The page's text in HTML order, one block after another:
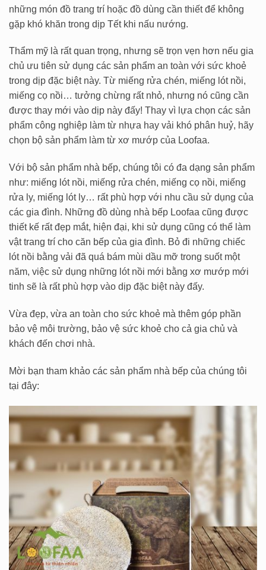
những món đồ trang trí hoặc đồ dùng cần thiết để không
gặp khó khăn trong dịp Tết khi nấu nướng.
Thẩm mỹ là rất quan trọng, nhưng sẽ trọn vẹn hơn nếu gia
chủ ưu tiên sử dụng các sản phẩm an toàn với sức khoẻ
trong dịp đặc biệt này. Từ miếng rửa chén, miếng lót nồi,
miếng cọ nồi… tưởng chừng rất nhỏ, nhưng nó cũng cần
được thay mới vào dịp này đấy! Thay vì lựa chọn các sản
phẩm công nghiệp làm từ nhựa hay vải khó phân huỷ, hãy
chọn bộ sản phẩm làm từ xơ mướp của Loofaa.
Với bộ sản phẩm nhà bếp, chúng tôi có đa dạng sản phẩm
như: miếng lót nồi, miếng rửa chén, miếng cọ nồi, miếng
rửa ly, miếng lót ly… rất phù hợp với nhu cầu sử dụng của
các gia đình. Những đồ dùng nhà bếp Loofaa cũng được
thiết kế rất đẹp mắt, hiện đại, khi sử dụng cũng có thể làm
vật trang trí cho căn bếp của gia đình. Bỏ đi những chiếc
lót nồi bằng vải đã quá bám mùi dầu mỡ trong suốt một
năm, việc sử dụng những lót nồi mới bằng xơ mướp mới
tinh sẽ là rất phù hợp vào dịp đặc biệt này đấy.
Vừa đẹp, vừa an toàn cho sức khoẻ mà thêm góp phần
bảo vệ môi trường, bảo vệ sức khoẻ cho cả gia chủ và
khách đến chơi nhà.
Mời bạn tham khảo các sản phẩm nhà bếp của chúng tôi
tại đây: